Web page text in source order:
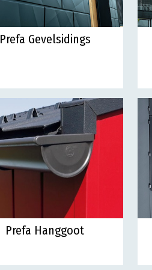
Prefa Gevelsidings
Prefa Hanggoot